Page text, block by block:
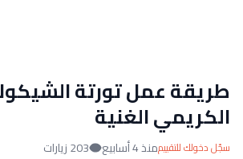
طريقة عمل تورتة
الكريمي الغنية
سجّل دخولك للتقييممنذ 4 أسابيع 203 زيارات